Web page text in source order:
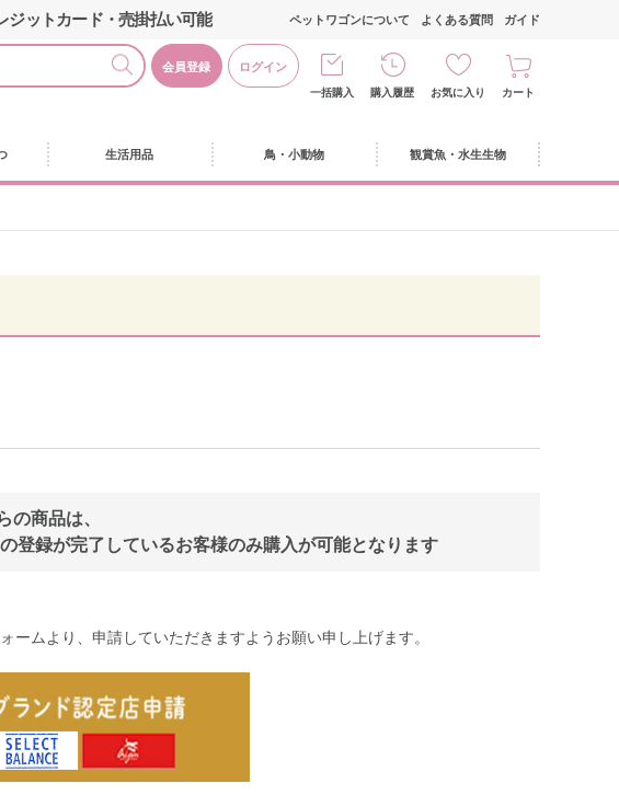
ジットカード・売掛払い可能
会員登録 ログイン
ペットワゴンについて よくある質問 ガイド
一括購入 購入履歴 お気に入り カート
生活用品 鳥・小動物 観賞魚・水生生物
の商品は、
登録が完了しているお客様のみ購入が可能となります
ムより、申請していただきますようお願い申し上げます。